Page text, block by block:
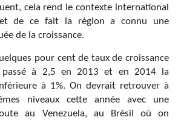
cela rend le contexte international
de ce fait la région a connu une
de la croissance.
pour cent de taux de croissance
à 2,5 en 2013 et en 2014 la
à 1%. On devrait retrouver à
niveaux cette année avec une
au Venezuela, au Brésil où on